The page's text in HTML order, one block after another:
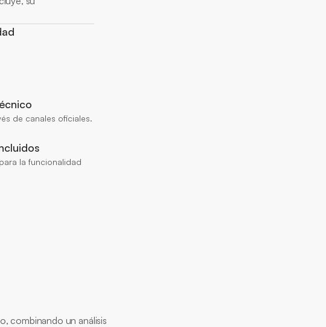
de canales oficiales.
la funcionalidad
combinando un análisis